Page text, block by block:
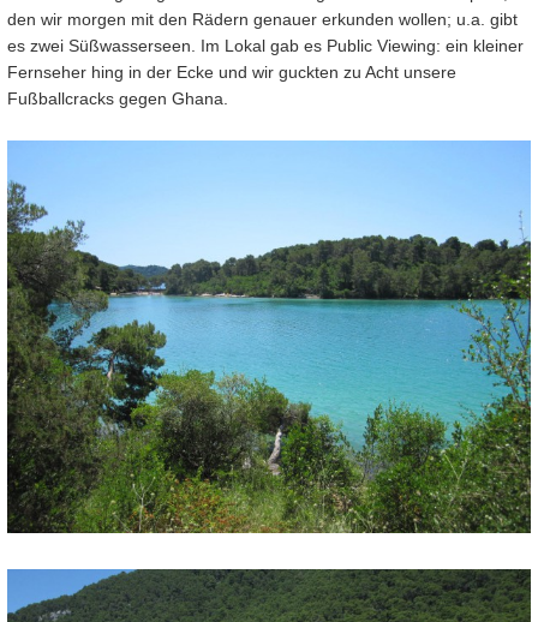
den wir morgen mit den Rädern genauer erkunden wollen; u.a. gibt
es zwei Süßwasserseen. Im Lokal gab es Public Viewing: ein kleiner
Fernseher hing in der Ecke und wir guckten zu Acht unsere
Fußballcracks gegen Ghana.